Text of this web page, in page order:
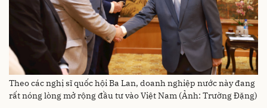
Theo các nghị sĩ quốc hội Ba Lan, doanh nghiệp nước này đang
rất nóng lòng mở rộng đầu tư vào Việt Nam (Ảnh: Trường Đặng)